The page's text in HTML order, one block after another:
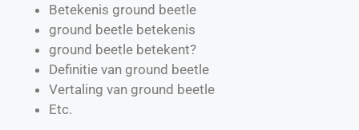
Betekenis ground beetle
ground beetle betekenis
ground beetle betekent?
Definitie van ground beetle
Vertaling van ground beetle
Etc.